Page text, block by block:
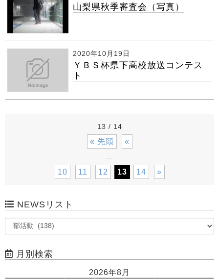
山梨県秋季審査会（写真）
2020年10月19日
ＹＢＳ杯県下高校放送コンテス
ト
13 / 14
« 先頭 «
10 11 12 13 14 »
NEWSリスト
月別検索
2026年8月